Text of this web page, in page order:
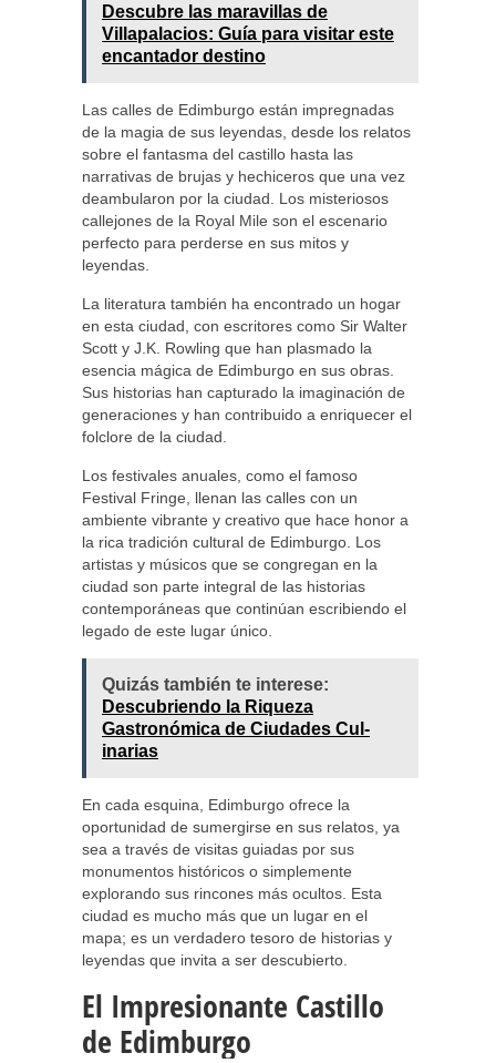
Descubre las maravillas de
Villapalacios: Guía para visitar este
encantador destino
Las calles de Edimburgo están impregnadas
de la magia de sus leyendas, desde los relatos
sobre el fantasma del castillo hasta las
narrativas de brujas y hechiceros que una vez
deambularon por la ciudad. Los misteriosos
callejones de la Royal Mile son el escenario
perfecto para perderse en sus mitos y
leyendas.
La literatura también ha encontrado un hogar
en esta ciudad, con escritores como Sir Walter
Scott y J.K. Rowling que han plasmado la
esencia mágica de Edimburgo en sus obras.
Sus historias han capturado la imaginación de
generaciones y han contribuido a enriquecer el
folclore de la ciudad.
Los festivales anuales, como el famoso
Festival Fringe, llenan las calles con un
ambiente vibrante y creativo que hace honor a
la rica tradición cultural de Edimburgo. Los
artistas y músicos que se congregan en la
ciudad son parte integral de las historias
contemporáneas que continúan escribiendo el
legado de este lugar único.
Quizás también te interese:
Descubriendo la Riqueza
Gastronómica de Ciudades Cul­
inarias
En cada esquina, Edimburgo ofrece la
oportunidad de sumergirse en sus relatos, ya
sea a través de visitas guiadas por sus
monumentos históricos o simplemente
explorando sus rincones más ocultos. Esta
ciudad es mucho más que un lugar en el
mapa; es un verdadero tesoro de historias y
leyendas que invita a ser descubierto.
El Impresionante Castillo
de Edimburgo